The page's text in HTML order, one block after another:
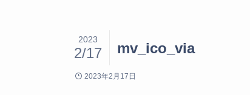
mv_ico_via
2023
2/17
2023年2月17日